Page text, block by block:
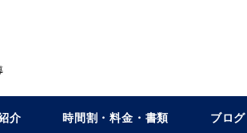
介 時間割・料金・書類 ブログ